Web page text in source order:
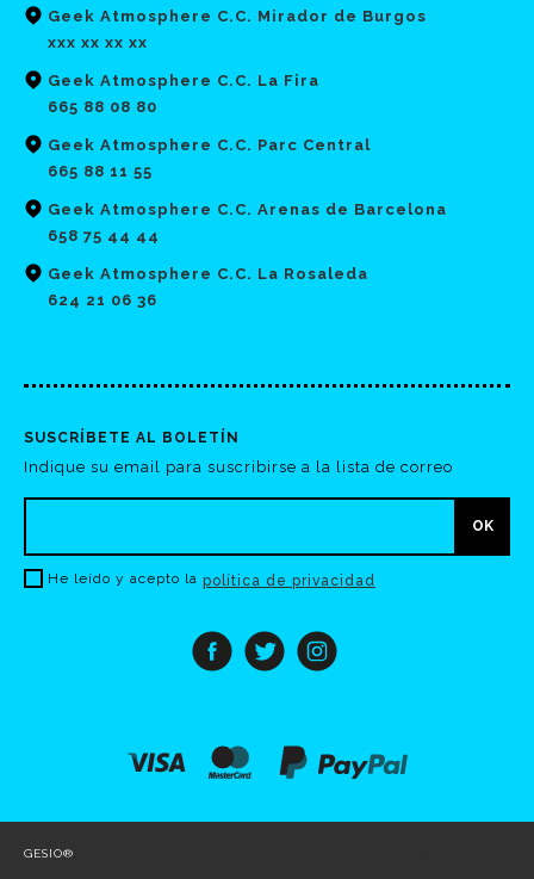
Geek Atmosphere C.C. Mirador de Burgos
xxx xx xx xx
Geek Atmosphere C.C. La Fira
665 88 08 80
Geek Atmosphere C.C. Parc Central
665 88 11 55
Geek Atmosphere C.C. Arenas de Barcelona
658 75 44 44
Geek Atmosphere C.C. La Rosaleda
624 21 06 36
SUSCRÍBETE AL BOLETÍN
Indique su email para suscribirse a la lista de correo
He leído y acepto la política de privacidad
GESIO®